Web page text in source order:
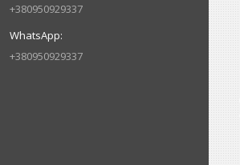
+380950929337
+380950929337